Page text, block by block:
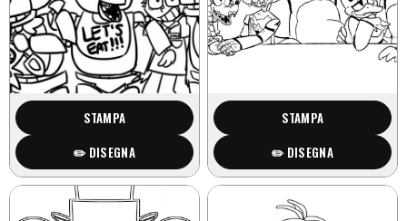
STAMPA
✏️ DISEGNA
STAMPA
✏️ DISEGNA